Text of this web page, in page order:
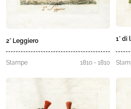
2° Leggiero
Stampe 1810 - 1810
1° di